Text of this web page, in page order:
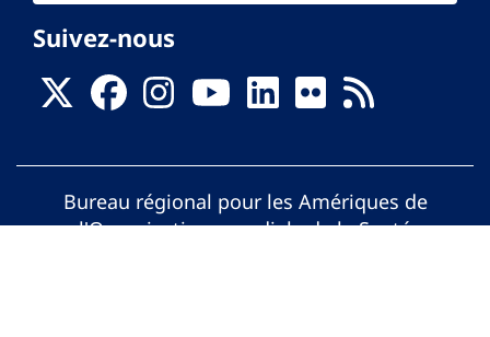
Suivez-nous
Bureau régional pour les Amériques de
l'Organisation mondiale de la Santé